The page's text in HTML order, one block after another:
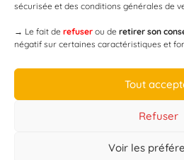
sécurisée et des conditions générales de
→ Le fait de refuser ou de retirer son
négatif sur certaines caractéristiques et
Tout
Refuser
Voir les
Designed by